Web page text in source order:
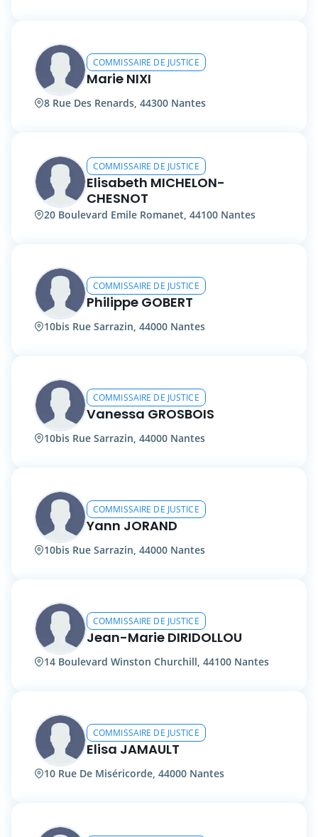
COMMISSAIRE DE JUSTICE
Marie NIXI
8 Rue Des Renards, 44300 Nantes
COMMISSAIRE DE JUSTICE
Elisabeth MICHELON-
CHESNOT
20 Boulevard Emile Romanet, 44100 Nantes
COMMISSAIRE DE JUSTICE
Philippe GOBERT
10bis Rue Sarrazin, 44000 Nantes
COMMISSAIRE DE JUSTICE
Vanessa GROSBOIS
10bis Rue Sarrazin, 44000 Nantes
COMMISSAIRE DE JUSTICE
Yann JORAND
10bis Rue Sarrazin, 44000 Nantes
COMMISSAIRE DE JUSTICE
Jean-Marie DIRIDOLLOU
14 Boulevard Winston Churchill, 44100 Nantes
COMMISSAIRE DE JUSTICE
Elisa JAMAULT
10 Rue De Miséricorde, 44000 Nantes